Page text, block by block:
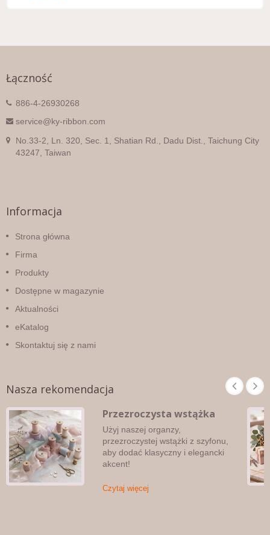
Łączność
886-4-26930268
service@ky-ribbon.com
No.33-2, Ln. 320, Sec. 1, Shatian Rd., Dadu Dist., Taichung City
43247, Taiwan
Informacja
Strona główna
Firma
Produkty
Dostępne w magazynie
Aktualności
eKatalog
Skontaktuj się z nami
Nasza rekomendacja
Przezroczysta wstążka
Użyj naszej organzy,
przezroczystej wstążki z szyfonu,
aby dodać klasyczny i elegancki
akcent!
Czytaj więcej